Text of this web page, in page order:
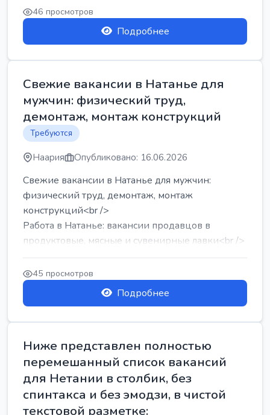
46 просмотров
Подробнее
Свежие вакансии в Натанье для
мужчин: физический труд,
демонтаж, монтаж конструкций
Требуются
Наария Опубликовано: 16.06.2026
Свежие вакансии в Натанье для мужчин:
физический труд, демонтаж, монтаж
конструкций<br />
Работа в Натанье: вакансии продавцов в
продуктовые, мясные и сувенирные лавки<br />
Разнорабочий на сборку м...
45 просмотров
Подробнее
Ниже представлен полностью
перемешанный список вакансий
для Нетании в столбик, без
спинтакса и без эмодзи, в чистой
текстовой разметке: